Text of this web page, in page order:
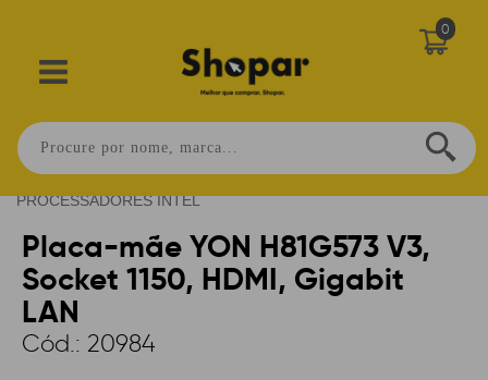
0
PROCESSADORES INTEL
Placa-mãe YON H81G573 V3,
Socket 1150, HDMI, Gigabit
LAN
Cód.: 20984